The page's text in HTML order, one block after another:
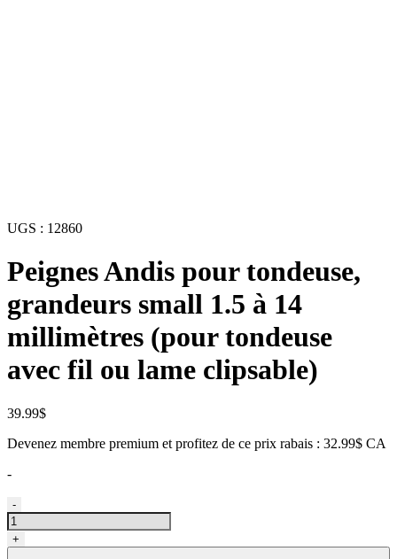
UGS : 12860
Peignes Andis pour tondeuse,
grandeurs small 1.5 à 14
millimètres (pour tondeuse
avec fil ou lame clipsable)
39.99$
Devenez membre premium et profitez de ce prix rabais : 32.99$ CA
-
quantité
de
Peignes
Andis
-
+